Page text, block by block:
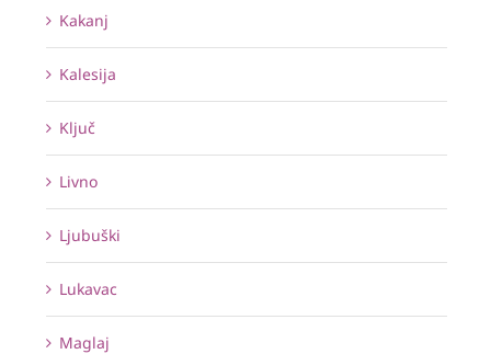
Kakanj
Kalesija
Ključ
Livno
Ljubuški
Lukavac
Maglaj